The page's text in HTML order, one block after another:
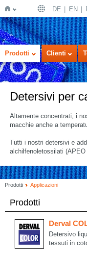
Home
DE EN
Prodotti Clienti
Detersivi per
Altamente concentrati, i
macchie anche a
Tutti i nostri detersivi e
alchilfenoletossilati
Prodotti Applicazioni
Prodotti
Derval
Detersivo
tessuti in